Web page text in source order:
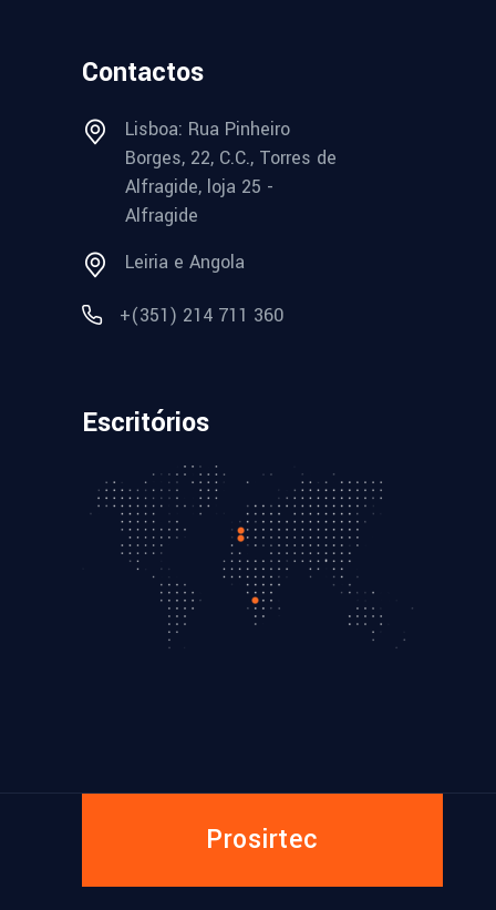
Contactos
Lisboa: Rua Pinheiro
Borges, 22, C.C., Torres de
Alfragide, loja 25 -
Alfragide
Leiria e Angola
+(351) 214 711 360
Escritórios
Prosirtec